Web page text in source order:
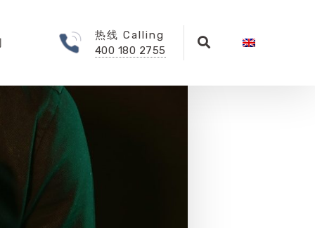
热线 Calling
400 180 2755